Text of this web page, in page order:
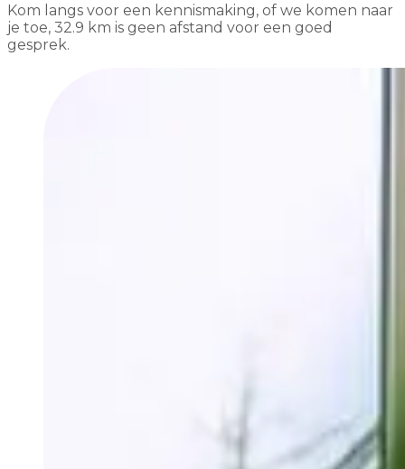
Kom langs voor een kennismaking, of we komen naar
je toe, 32.9 km is geen afstand voor een goed
gesprek.